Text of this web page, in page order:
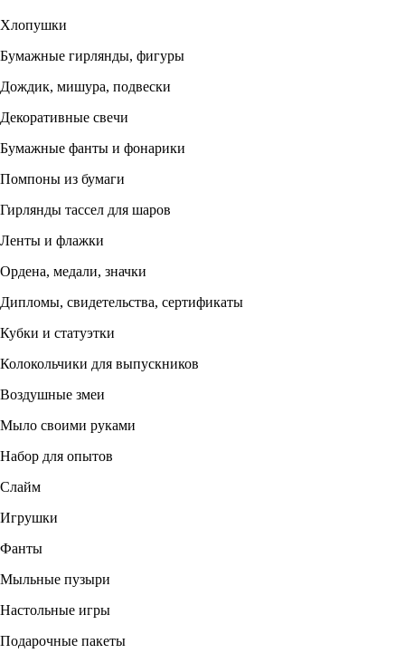
Хлопушки
Бумажные гирлянды, фигуры
Дождик, мишура, подвески
Декоративные свечи
Бумажные фанты и фонарики
Помпоны из бумаги
Гирлянды тассел для шаров
Ленты и флажки
Ордена, медали, значки
Дипломы, свидетельства, сертификаты
Кубки и статуэтки
Колокольчики для выпускников
Воздушные змеи
Мыло своими руками
Набор для опытов
Слайм
Игрушки
Фанты
Мыльные пузыри
Настольные игры
Подарочные пакеты